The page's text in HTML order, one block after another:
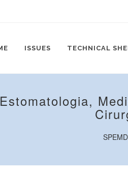
ISSUES TECHNICAL